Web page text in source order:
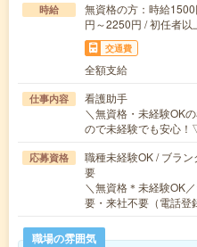
時給
無資格の方：時給
円～2250円 / 初任者
交通費
全額支給
仕事内容
看護助手
＼無資格・未経験OK
ので未経験でも安心
応募資格
職種未経験OK / ブラ
要
＼無資格＊未経験OK
要・来社不要（電話
職場の雰囲気